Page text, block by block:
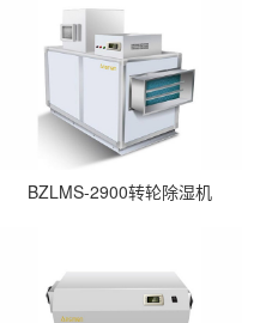
BZLMS-2900转轮除湿机